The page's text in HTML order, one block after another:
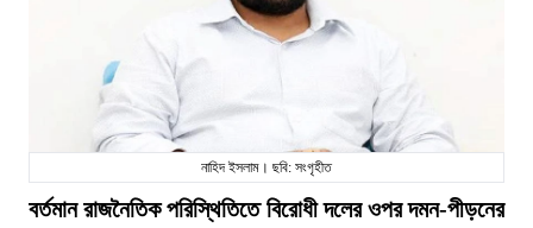
নাহিদ ইসলাম। ছবি: সংগৃহীত
বর্তমান রাজনৈতিক পরিস্থিতিতে বিরোধী দলের ওপর দমন-পীড়নের